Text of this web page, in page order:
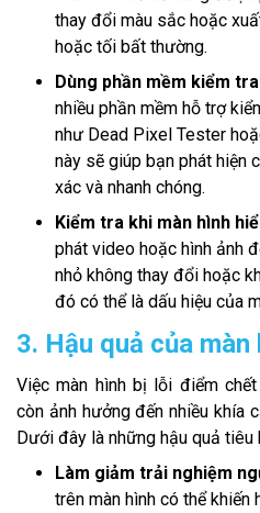
thay đổi màu sắc hoặc
hoặc tối bất thường.
Dùng phần mềm kiểm
nhiều phần mềm hỗ trợ
như Dead Pixel Tester
này sẽ giúp bạn phát hiện
xác và nhanh chóng.
Kiểm tra khi màn hình
phát video hoặc hình ảnh
nhỏ không thay đổi hoặc
đó có thể là dấu hiệu của
3. Hậu quả của
Việc màn hình bị lỗi điểm
còn ảnh hưởng đến nhiều khía
Dưới đây là những hậu quả tiêu
Làm giảm trải nghiệm
trên màn hình có thể khiến